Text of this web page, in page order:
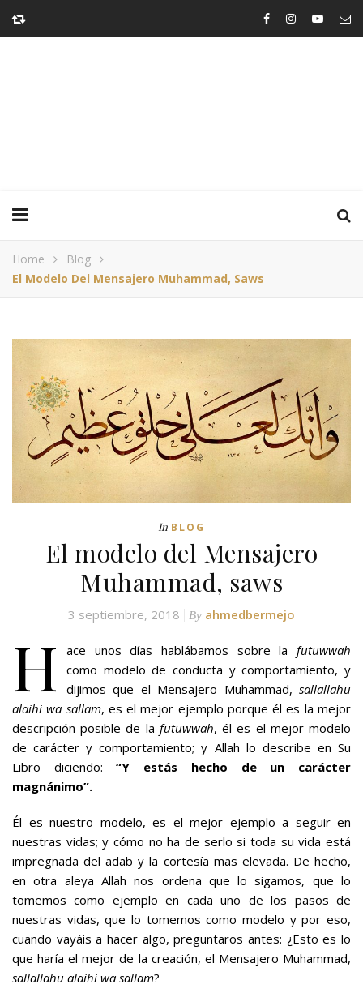
Home
Blog
El Modelo Del Mensajero Muhammad, Saws
In BLOG
El modelo del Mensajero
Muhammad, saws
3 septiembre, 2018 By ahmedbermejo
H ace unos días hablábamos sobre la futuwwah
como modelo de conducta y comportamiento, y
dijimos que el Mensajero Muhammad, sallallahu
alaihi wa sallam, es el mejor ejemplo porque él es la mejor
descripción posible de la futuwwah, él es el mejor modelo
de carácter y comportamiento; y Allah lo describe en Su
Libro diciendo:“Y estás hecho de un carácter
magnánimo”.
Él es nuestro modelo, es el mejor ejemplo a seguir en
nuestras vidas; y cómo no ha de serlo si toda su vida está
impregnada del adab y la cortesía mas elevada. De hecho,
en otra aleya Allah nos ordena que lo sigamos, que lo
tomemos como ejemplo en cada uno de los pasos de
nuestras vidas, que lo tomemos como modelo y por eso,
cuando vayáis a hacer algo, preguntaros antes: ¿Esto es lo
que haría el mejor de la creación, el Mensajero Muhammad,
sallallahu alaihi wa sallam?